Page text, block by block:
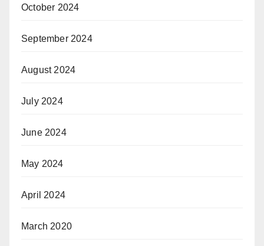
October 2024
September 2024
August 2024
July 2024
June 2024
May 2024
April 2024
March 2020